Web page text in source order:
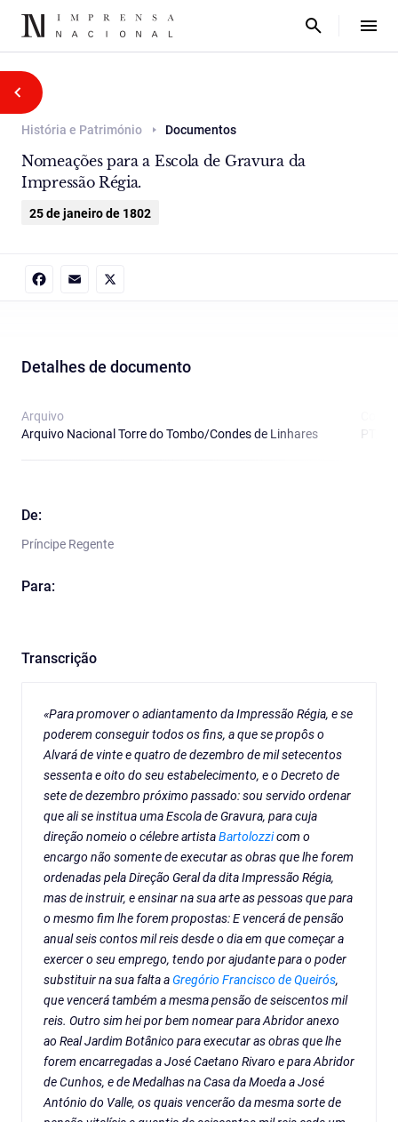
História e Património Documentos
Nomeações para a Escola de Gravura da
Impressão Régia.
25 de janeiro de 1802
Detalhes de documento
Arquivo
Arquivo Nacional Torre do Tombo/Condes de Linhares
PT/
De:
Príncipe Regente
Para:
Transcrição
«Para promover o adiantamento da Impressão Régia, e se
poderem conseguir todos os fins, a que se propôs o
Alvará de vinte e quatro de dezembro de mil setecentos
sessenta e oito do seu estabelecimento, e o Decreto de
sete de dezembro próximo passado: sou servido ordenar
que ali se institua uma Escola de Gravura, para cuja
direção nomeio o célebre artistaBartolozzicom o
encargo não somente de executar as obras que lhe forem
ordenadas pela Direção Geral da dita Impressão Régia,
mas de instruir, e ensinar na sua arte as pessoas que para
o mesmo fim lhe forem propostas: E vencerá de pensão
anual seis contos mil reis desde o dia em que começar a
exercer o seu emprego, tendo por ajudante para o poder
substituir na sua falta aGregório Francisco de Queirós,
que vencerá também a mesma pensão de seiscentos mil
reis. Outro sim hei por bem nomear para Abridor anexo
ao Real Jardim Botânico para executar as obras que lhe
forem encarregadas a José Caetano Rivaro e para Abridor
de Cunhos, e de Medalhas na Casa da Moeda a José
António do Valle, os quais vencerão da mesma sorte de